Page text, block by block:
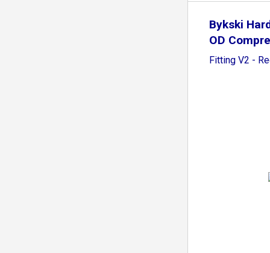
Bykski
OD
Fitting V2 -